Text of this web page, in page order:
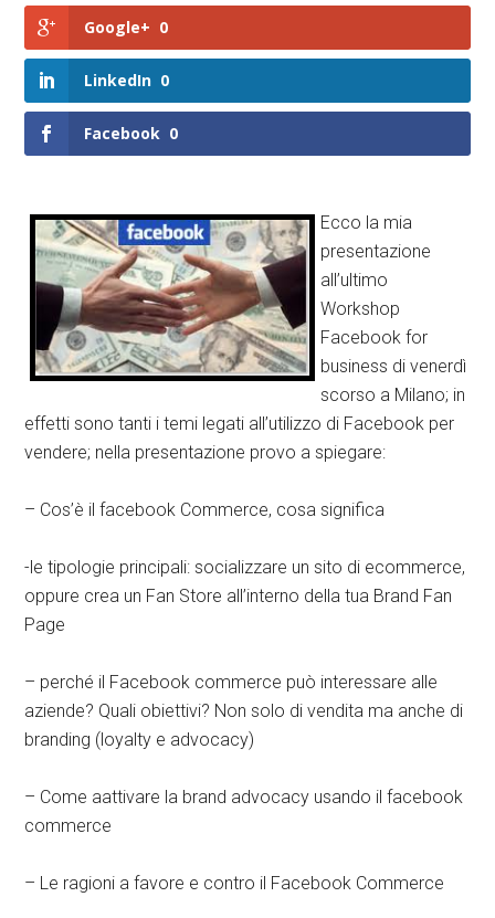
Google+ 0
LinkedIn 0
Facebook 0
Ecco la mia
presentazione
all’ultimo
Workshop
Facebook for
business di venerdì
scorso a Milano; in
effetti sono tanti i temi legati all’utilizzo di Facebook per
vendere; nella presentazione provo a spiegare:
– Cos’è il facebook Commerce, cosa significa
-le tipologie principali: socializzare un sito di ecommerce,
oppure crea un Fan Store all’interno della tua Brand Fan
Page
– perché il Facebook commerce può interessare alle
aziende? Quali obiettivi? Non solo di vendita ma anche di
branding (loyalty e advocacy)
– Come aattivare la brand advocacy usando il facebook
commerce
– Le ragioni a favore e contro il Facebook Commerce